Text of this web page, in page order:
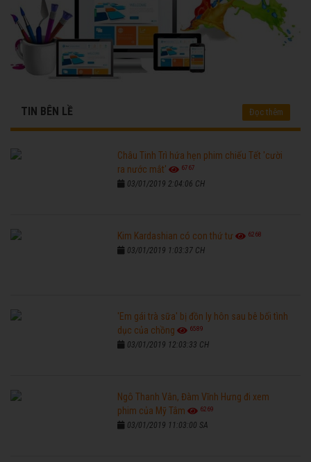
TIN BÊN LỀ Đọc thêm
Châu Tinh Trì hứa hẹn phim chiếu Tết 'cười
ra nước mắt'
6767
03/01/2019 2:04:06 CH
Kim Kardashian có con thứ tư 6268
03/01/2019 1:03:37 CH
'Em gái trà sữa' bị đồn ly hôn sau bê bối tình
dục của chồng
6589
03/01/2019 12:03:33 CH
Ngô Thanh Vân, Đàm Vĩnh Hưng đi xem
phim của Mỹ Tâm
6269
03/01/2019 11:03:00 SA